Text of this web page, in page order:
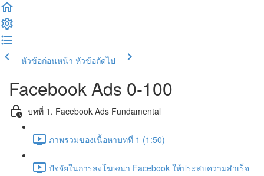
หัวข้อก่อนหน้า หัวข้อถัดไป
Facebook Ads 0-100
บทที่ 1. Facebook Ads Fundamental
ภาพรวมของเนื้อหาบทที่ 1 (1:50)
ปัจจัยในการลงโฆษณา Facebook ให้ประสบความสำเร็จ